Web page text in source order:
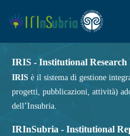
IRIS - Institutional
IRIS è il sistema di gestione
progetti, pubblicazioni, attività)
dell’Insubria.
IRInSubria - Institutional